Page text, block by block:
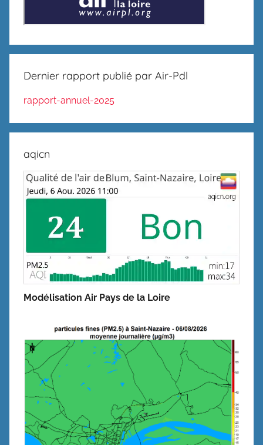
Dernier rapport publié par Air-Pdl
rapport-annuel-2025
aqicn
Modélisation Air Pays de la Loire